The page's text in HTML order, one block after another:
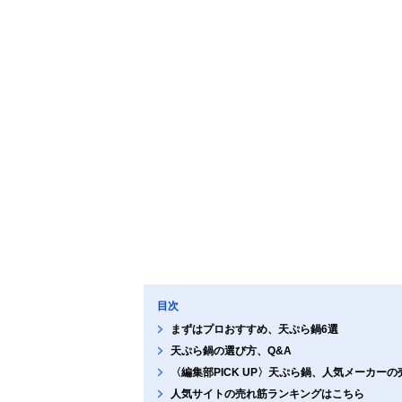
目次
まずはプロおすすめ、天ぷら鍋6選
天ぷら鍋の選び方、Q&A
〈編集部PICK UP〉天ぷら鍋、人気メーカーの
人気サイトの売れ筋ランキングはこちら